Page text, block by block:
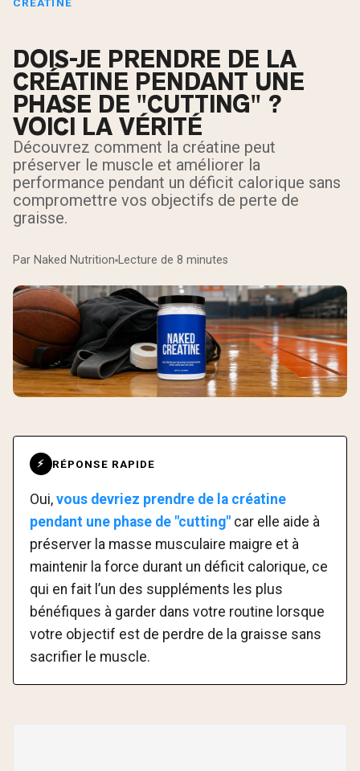
CRÉATINE
DOIS-JE PRENDRE DE LA
CRÉATINE PENDANT UNE
PHASE DE "CUTTING" ?
VOICI LA VÉRITÉ
Découvrez comment la créatine peut
préserver le muscle et améliorer la
performance pendant un déficit calorique sans
compromettre vos objectifs de perte de
graisse.
Par Naked Nutrition Lecture de 8 minutes
⚡ RÉPONSE RAPIDE
Oui, vous devriez prendre de la créatine
pendant une phase de "cutting" car elle aide à
préserver la masse musculaire maigre et à
maintenir la force durant un déficit calorique, ce
qui en fait l’un des suppléments les plus
bénéfiques à garder dans votre routine lorsque
votre objectif est de perdre de la graisse sans
sacrifier le muscle.